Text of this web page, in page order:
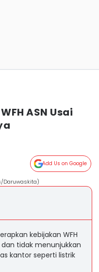
ASN Usai
Add Us on Google
Daruwaskita)
kebijakan WFH
tidak menunjukkan
kantor seperti listrik